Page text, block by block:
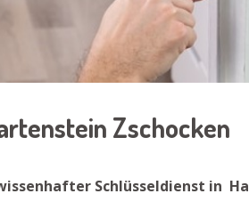
Zschocken
Schlüsseldienst in